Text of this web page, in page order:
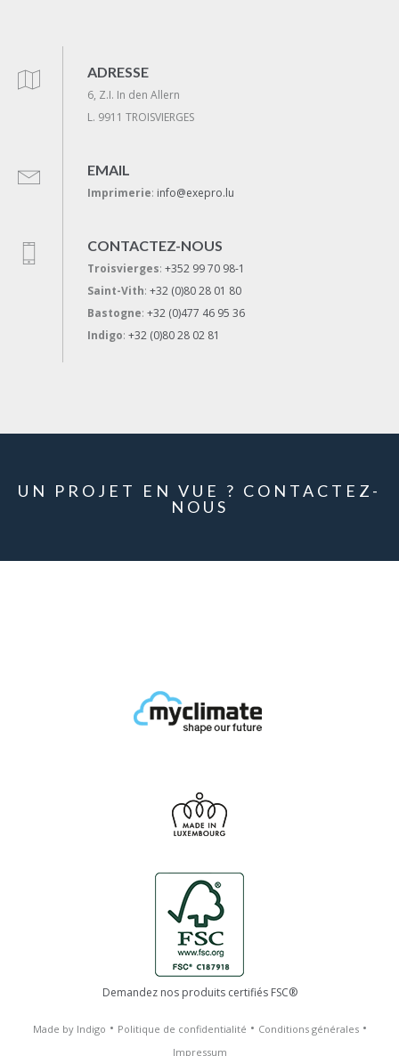
ADRESSE
6, Z.I. In den Allern
L. 9911 TROISVIERGES
EMAIL
Imprimerie: info@exepro.lu
CONTACTEZ-NOUS
Troisvierges: +352 99 70 98-1
Saint-Vith: +32 (0)80 28 01 80
Bastogne: +32 (0)477 46 95 36
Indigo: +32 (0)80 28 02 81
UN PROJET EN VUE ? CONTACTEZ-
NOUS
Demandez nos produits certifiés FSC®
Made by Indigo • Politique de confidentialité • Conditions générales•
Impressum